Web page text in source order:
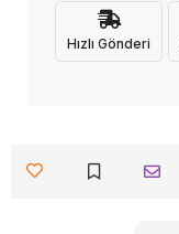
Hızlı Gönderi